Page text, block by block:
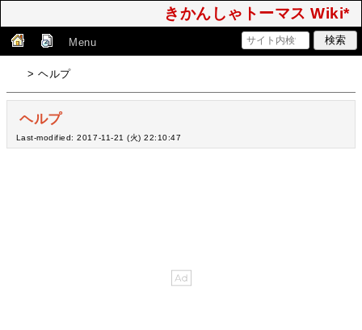
きかんしゃトーマス Wiki*
Menu
> ヘルプ
ヘルプ
Last-modified: 2017-11-21 (火) 22:10:47